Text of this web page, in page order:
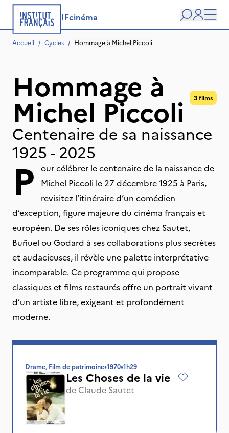
IFcinéma
user
Accueil / Cycles / Hommage à Michel Piccoli
Hommage à
Michel Piccoli 3 films
Centenaire de sa naissance
1925 - 2025
P
our célébrer le centenaire de la naissance de
Michel Piccoli le 27 décembre 1925 à Paris,
revisitez l’itinéraire d’un comédien
d’exception, figure majeure du cinéma français et
européen. De ses rôles iconiques chez Sautet,
Buñuel ou Godard à ses collaborations plus secrètes
et audacieuses, il révèle une palette interprétative
incomparable. Ce programme qui propose
classiques et films restaurés offre un portrait vivant
d’un artiste libre, exigeant et profondément
moderne.
Drame, Film de patrimoine•1970•1h29
Les Choses de la vie
de Claude Sautet